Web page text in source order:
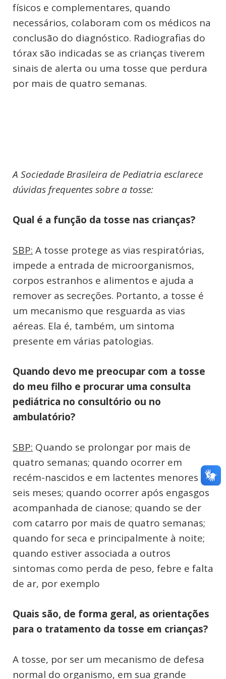
físicos e complementares, quando
necessários, colaboram com os médicos na
conclusão do diagnóstico. Radiografias do
tórax são indicadas se as crianças tiverem
sinais de alerta ou uma tosse que perdura
por mais de quatro semanas.
A Sociedade Brasileira de Pediatria esclarece
dúvidas frequentes sobre a tosse:
Qual é a função da tosse nas crianças?
SBP: A tosse protege as vias respiratórias,
impede a entrada de microorganismos,
corpos estranhos e alimentos e ajuda a
remover as secreções. Portanto, a tosse é
um mecanismo que resguarda as vias
aéreas. Ela é, também, um sintoma
presente em várias patologias.
Quando devo me preocupar com a tosse
do meu filho e procurar uma consulta
pediátrica no consultório ou no
ambulatório?
SBP: Quando se prolongar por mais de
quatro semanas; quando ocorrer em
recém-nascidos e em lactentes menores de
seis meses; quando ocorrer após engasgos
acompanhada de cianose; quando se der
com catarro por mais de quatro semanas;
quando for seca e principalmente à noite;
quando estiver associada a outros
sintomas como perda de peso, febre e falta
de ar, por exemplo
Quais são, de forma geral, as orientações
para o tratamento da tosse em crianças?
A tosse, por ser um mecanismo de defesa
normal do organismo, em sua grande